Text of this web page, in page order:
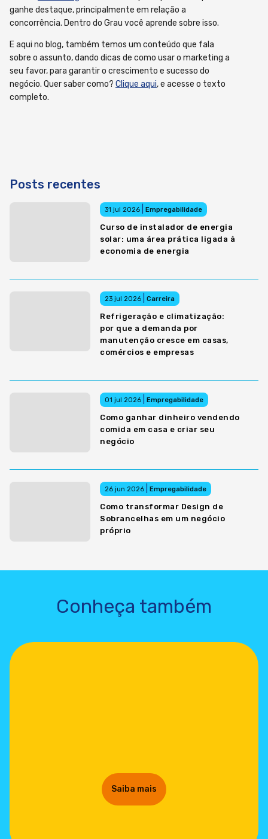
ganhe destaque, principalmente em relação a
concorrência. Dentro do Grau você aprende sobre isso.
E aqui no blog, também temos um conteúdo que fala
sobre o assunto, dando dicas de como usar o marketing a
seu favor, para garantir o crescimento e sucesso do
negócio. Quer saber como? Clique aqui, e acesse o texto
completo.
Posts recentes
31 jul 2026 Empregabilidade
Curso de instalador de energia
solar: uma área prática ligada à
economia de energia
23 jul 2026 Carreira
Refrigeração e climatização:
por que a demanda por
manutenção cresce em casas,
comércios e empresas
01 jul 2026 Empregabilidade
Como ganhar dinheiro vendendo
comida em casa e criar seu
negócio
26 jun 2026 Empregabilidade
Como transformar Design de
Sobrancelhas em um negócio
próprio
Conheça também
Saiba mais